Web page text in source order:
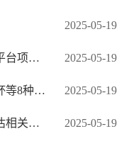
2025-05-19
2025-05-19
关于医院药物临床试验信息化管理平台项目电子化公开招标公告
2025-05-19
关于黑色吸头、一次性使用塑料量杯等8种医用耗材项目中标（成交）结果公示
2025-05-19
关于城市癌症早诊早治项目高危评估相关试剂项目的第二次采购公告